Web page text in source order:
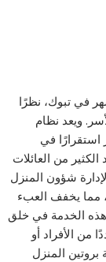
في تبوك، نظرًا
ويعد نظام
استقرارًا في
من العائلات
شؤون المنزل
مما يخفف العبء
هذه الخدمة في خلق
من الأفراد أو
المنزل